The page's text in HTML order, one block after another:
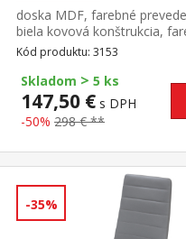
doska MDF, farebné
biela kovová konštrukcia,
prevedenie biela okrúhle nohy,
materiál masív buk
plastové klzáky s
krytkou
Kód produktu: 3153
Skladom > 5 ks
147,50 € s DPH
-50% 298 € **
-35%